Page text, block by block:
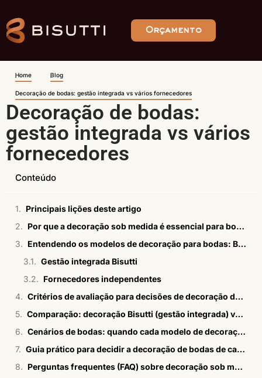
Orçamento
Home Blog
Decoração de bodas: gestão integrada vs vários fornecedores
Decoração de bodas:
gestão integrada vs vários
fornecedores
Conteúdo
Principais lições deste artigo
Por que a decoração sob medida é essencial para bodas de casamento de luxo?
Entendendo os modelos de decoração para bodas: Bisutti (serviços integrados) vs. fornecedores independentes
Gestão integrada Bisutti
Fornecedores independentes
Critérios de avaliação para decisões de decoração de bodas de casamento de alto padrão
Comparação: decoração Bisutti (gestão integrada) vs. fornecedores independentes
Cenários de bodas: quando cada modelo de decoração se destaca
Guia prático para decidir a decoração de bodas de casamento
Perguntas frequentes (FAQ) sobre decoração sob medida para bodas de casamento